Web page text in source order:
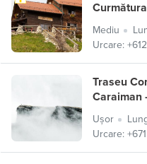
Mediu
Urcare:
Traseu
Caraiman
Ușor
Urcare: